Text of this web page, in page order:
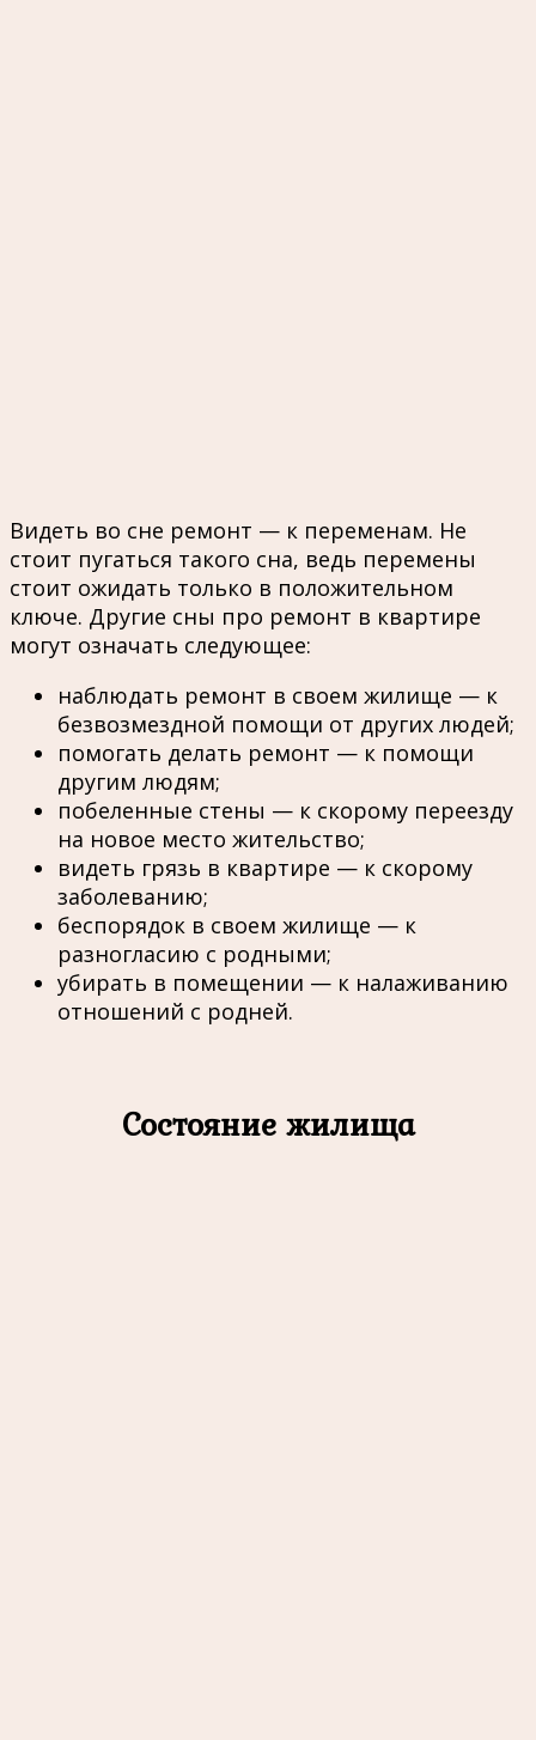
Видеть во сне ремонт — к переменам. Не
стоит пугаться такого сна, ведь перемены
стоит ожидать только в положительном
ключе. Другие сны про ремонт в квартире
могут означать следующее:
наблюдать ремонт в своем жилище — к
безвозмездной помощи от других людей;
помогать делать ремонт — к помощи
другим людям;
побеленные стены — к скорому переезду
на новое место жительство;
видеть грязь в квартире — к скорому
заболеванию;
беспорядок в своем жилище — к
разногласию с родными;
убирать в помещении — к налаживанию
отношений с родней.
Состояние жилища